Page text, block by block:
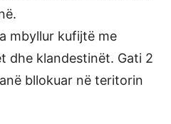
mbyllur kufijtë me
dhe klandestinët. Gati 2
bllokuar në teritorin